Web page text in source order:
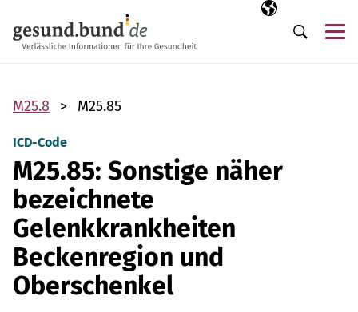
Ausgewählte
DE
Suche
M25.8 M25.85
ICD-Code
M25.85: Sonstige näher
bezeichnete
Gelenkkrankheiten
Beckenregion und
Oberschenkel